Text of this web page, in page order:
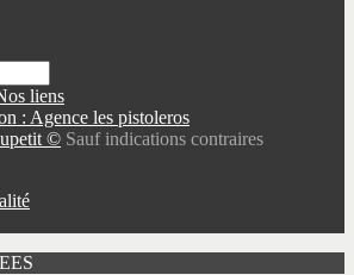
liens
: Agence les pistoleros
© Sauf indications contraires